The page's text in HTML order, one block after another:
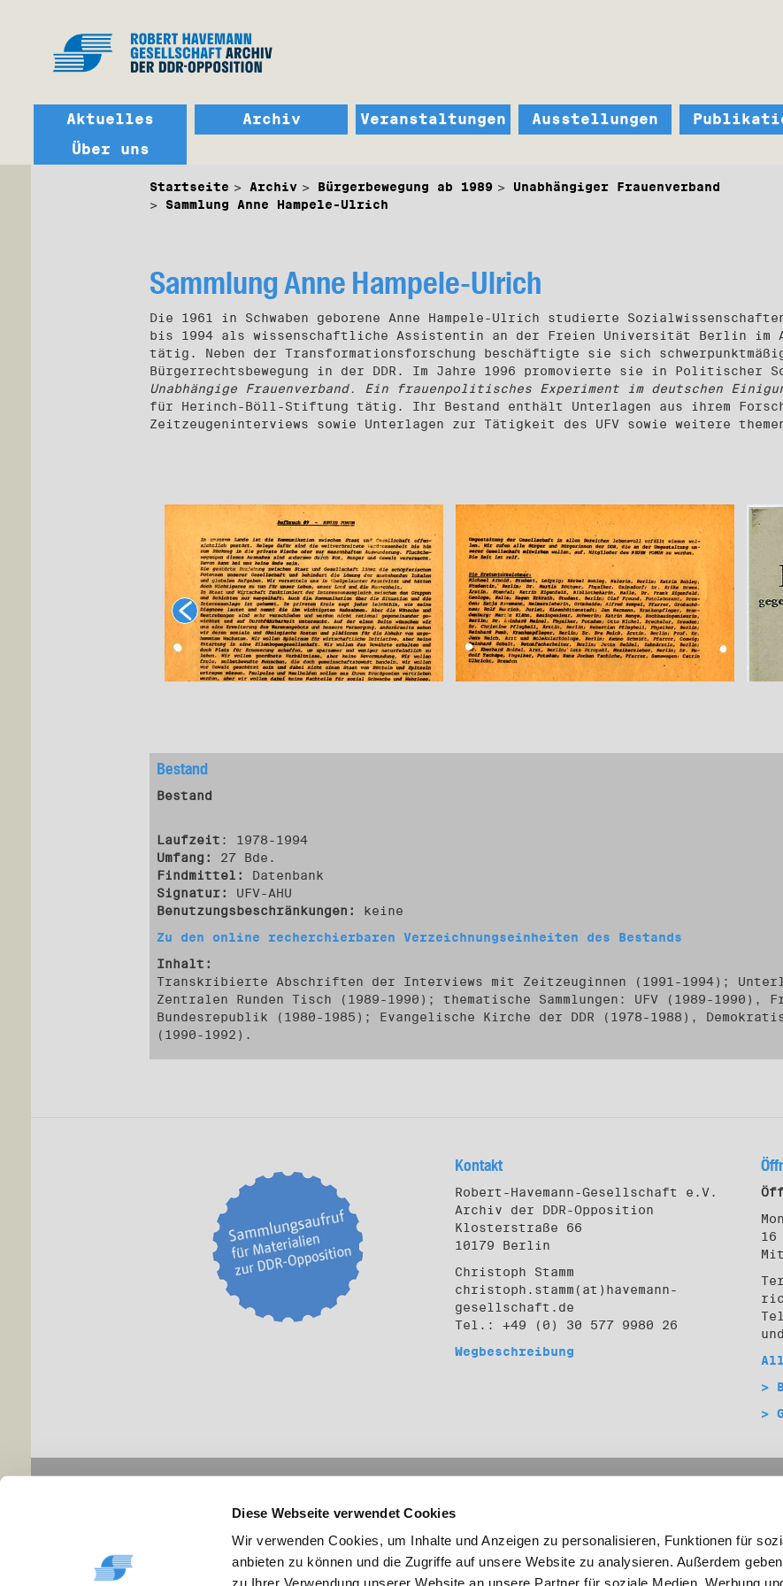
Diese Webseite verwendet Cookies
Wir verwenden Cookies, um Inhalte und Anzeigen zu personalisieren, Funktionen für
anbieten zu können und die Zugriffe auf unsere Website zu analysieren. Außerdem
zu Ihrer Verwendung unserer Website an unsere Partner für soziale Medien, Werbung
Aktuelles Archiv Veranstaltungen Ausstellungen
Über uns
Startseite Archiv Bürgerbewegung ab 1989
Unabhängiger Frauenverband
Sammlung Anne Hampele-Ulrich
Sammlung Anne Hampele-Ulrich
Die 1961 in Schwaben geborene Anne Hampele-Ulrich studierte
bis 1994 als wissenschaftliche Assistentin an der Freien Universität Berlin im
tätig. Neben der Transformationsforschung beschäftigte sie sich
Bürgerrechtsbewegung in der DDR. Im Jahre 1996 promovierte sie in Politischer
Unabhängige Frauenverband. Ein frauenpolitisches Experiment im deutschen
für Herinch-Böll-Stiftung tätig. Ihr Bestand enthält Unterlagen aus ihrem
Zeitzeugeninterviews sowie Unterlagen zur Tätigkeit des UFV sowie weitere
Bestand
Bestand
Laufzeit : 1978-1994
Umfang: 27 Bde.
Findmittel:
Datenbank
Signatur:
UFV-AHU
Benutzungsbeschränkungen:
keine
Zu den online recherchierbaren Verzeichnungseinheiten des Bestands
Inhalt:
Transkribierte Abschriften der Interviews mit Zeitzeuginnen (1991-1994);
Zentralen Runden Tisch (1989-1990); thematische Sammlungen: UFV (1989-1990),
Bundesrepublik (1980-1985); Evangelische Kirche der DDR (1978-1988),
(1990-1992).
Kontakt
Robert-Havemann-Gesellschaft e.V.
Archiv der DDR-Opposition
Klosterstraße 66
10179 Berlin
Christoph Stamm
christoph.stamm(at)havemann-
gesellschaft.de
Tel.: +49 (0) 30 577 9980 26
Wegbeschreibung
16
>
>
Veranstaltungen
Ausstellungen
Impressum
Disclaimer
Datenschutz